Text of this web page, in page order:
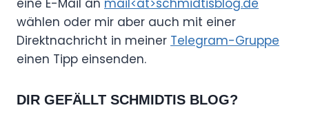
eine E-Mail an mail<at>schmidtisblog.de
wählen oder mir aber auch mit einer
Direktnachricht in meiner Telegram-Gruppe
einen Tipp einsenden.
DIR GEFÄLLT SCHMIDTIS BLOG?